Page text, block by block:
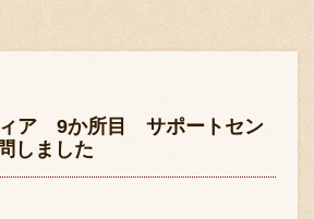
店舗案内
ィア 9か所目 サポートセン
しました